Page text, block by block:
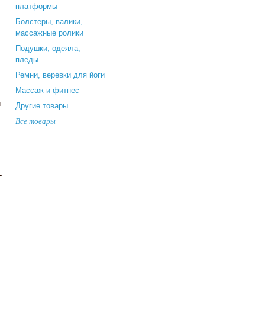
платформы
Болстеры, валики,
массажные ролики
Подушки, одеяла,
пледы
Ремни, веревки для йоги
Массаж и фитнес
Другие товары
Все товары